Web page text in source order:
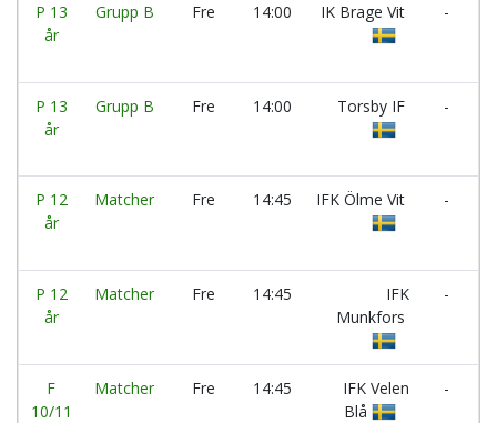
P 13
år
Grupp B Fre 14:00 IK Brage Vit
-
P 13
år
Grupp B Fre 14:00 Torsby IF -
P 12
år
Matcher Fre 14:45 IFK Ölme Vit
-
P 12
år
Matcher Fre 14:45
IFK
Munkfors
-
F
10/11
Matcher Fre 14:45
IFK Velen
Blå
-